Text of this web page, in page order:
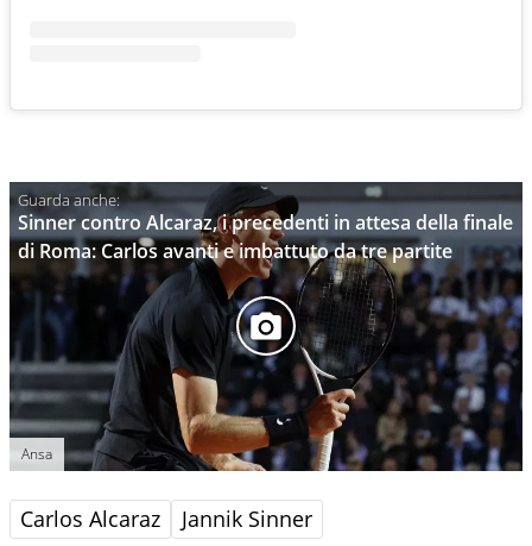
Sinner contro Alcaraz, i precedenti in attesa della finale
di Roma: Carlos avanti e imbattuto da tre partite
Ansa
Carlos Alcaraz Jannik Sinner